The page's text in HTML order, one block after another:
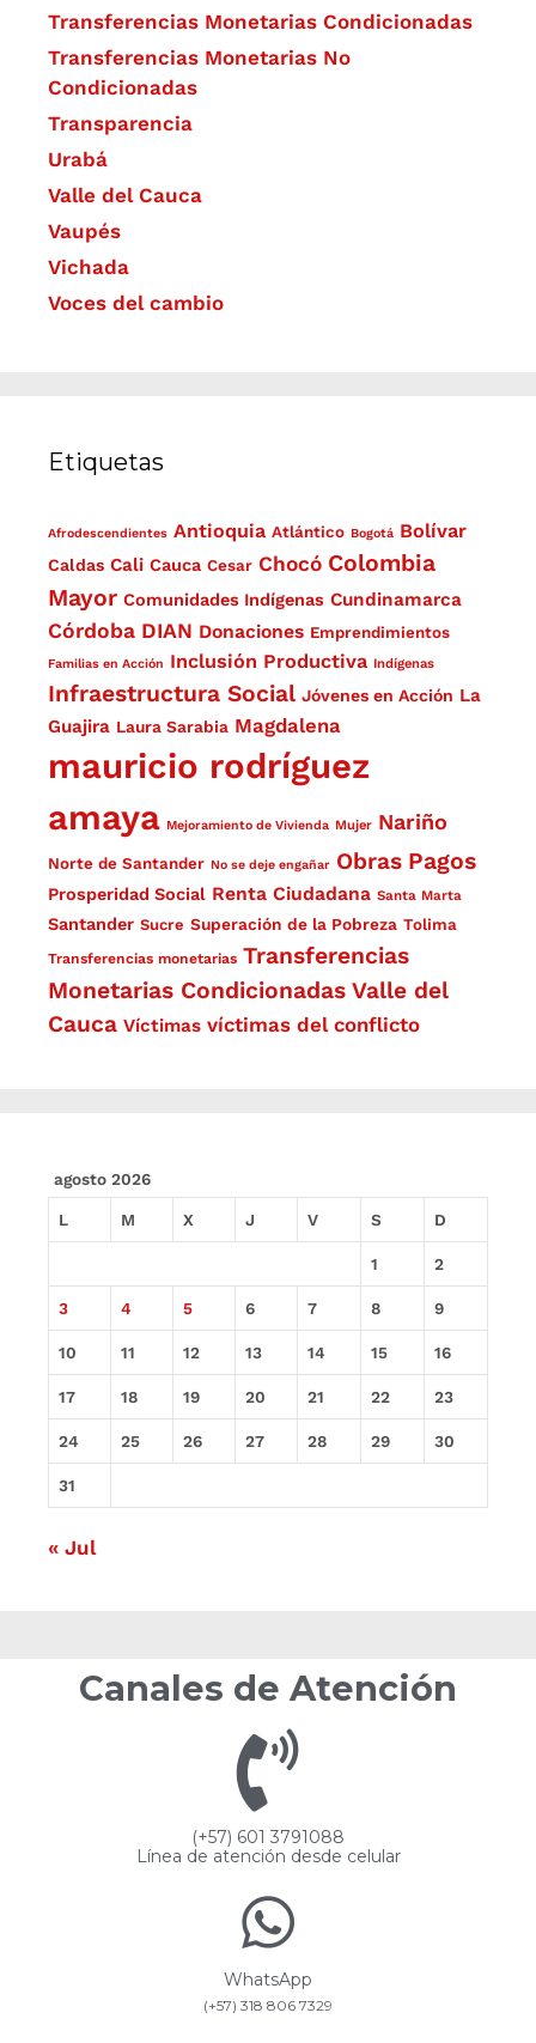
Transferencias Monetarias Condicionadas
Transferencias Monetarias No
Condicionadas
Transparencia
Urabá
Valle del Cauca
Vaupés
Vichada
Voces del cambio
Etiquetas
Afrodescendientes Antioquia Atlántico Bogotá Bolívar
Caldas Cali Cauca Cesar Chocó Colombia
Mayor Comunidades Indígenas Cundinamarca
Córdoba DIAN Donaciones Emprendimientos
Familias en Acción Inclusión Productiva Indígenas
Infraestructura Social Jóvenes en Acción La
Guajira Laura Sarabia Magdalena
mauricio rodríguez
amaya Mejoramiento de Vivienda Mujer Nariño
Norte de Santander No se deje engañar Obras Pagos
Prosperidad Social Renta Ciudadana Santa Marta
Santander Sucre Superación de la Pobreza Tolima
Transferencias monetarias Transferencias
Monetarias Condicionadas Valle del
Cauca Víctimas víctimas del conflicto
agosto 2026
L M X J V S D
1 2
3 4 5 6 7 8 9
10 11 12 13 14 15 16
17 18 19 20 21 22 23
24 25 26 27 28 29 30
31
« Jul
Canales de Atención
(+57) 601 3791088
Línea de atención desde celular
WhatsApp
(+57) 318 806 7329